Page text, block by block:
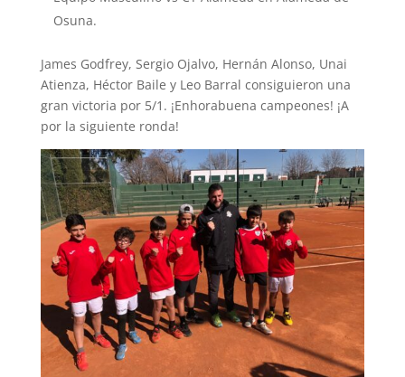
Osuna.
James Godfrey, Sergio Ojalvo, Hernán Alonso, Unai
Atienza, Héctor Baile y Leo Barral consiguieron una
gran victoria por 5/1. ¡Enhorabuena campeones! ¡A
por la siguiente ronda!